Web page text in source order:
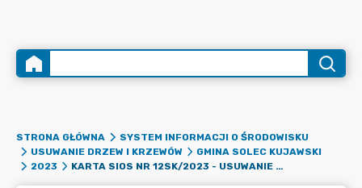
STRONA GŁÓWNA
SYSTEM INFORMACJI O ŚRODOWISKU
USUWANIE DRZEW I KRZEWÓW
GMINA SOLEC KUJAWSKI
2023
KARTA SIOS NR 12SK/2023 - USUWANIE DRZEW I KRZEWÓW - DZIAŁKI EWID. NR 682/8, 681/2 I 777/8, OBRĘB EWID. M. SOLEC KUJAWSKI, GMINA SOLEC KUJAWSKI (WNIOSEK)